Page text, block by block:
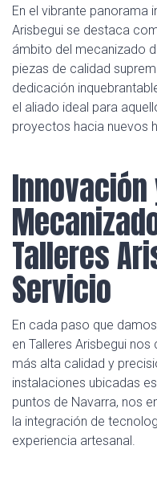
En el vibrante panorama
Arisbegui se destaca
ámbito del mecanizado
piezas de calidad
dedicación
el aliado ideal para
proyectos hacia nuevos
Innovación
Talleres
Servicio
En cada paso que
en Talleres Arisbegui
más alta calidad y
instalaciones ubicadas
puntos de Navarra, nos
la integración de
experiencia artesanal.